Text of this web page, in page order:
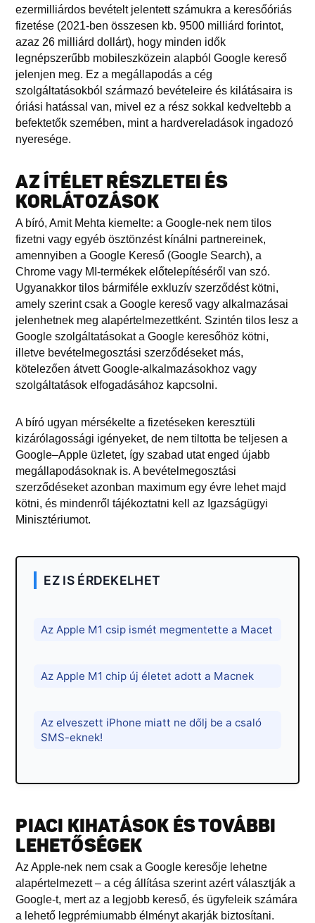
ezermilliárdos bevételt jelentett számukra a keresőóriás
fizetése (2021-ben összesen kb. 9500 milliárd forintot,
azaz 26 milliárd dollárt), hogy minden idők
legnépszerűbb mobileszközein alapból Google kereső
jelenjen meg. Ez a megállapodás a cég
szolgáltatásokból származó bevételeire és kilátásaira is
óriási hatással van, mivel ez a rész sokkal kedveltebb a
befektetők szemében, mint a hardvereladások ingadozó
nyeresége.
AZ ÍTÉLET RÉSZLETEI ÉS
KORLÁTOZÁSOK
A bíró, Amit Mehta kiemelte: a Google-nek nem tilos
fizetni vagy egyéb ösztönzést kínálni partnereinek,
amennyiben a Google Kereső (Google Search), a
Chrome vagy MI-termékek előtelepítéséről van szó.
Ugyanakkor tilos bármiféle exkluzív szerződést kötni,
amely szerint csak a Google kereső vagy alkalmazásai
jelenhetnek meg alapértelmezettként. Szintén tilos lesz a
Google szolgáltatásokat a Google keresőhöz kötni,
illetve bevételmegosztási szerződéseket más,
kötelezően átvett Google-alkalmazásokhoz vagy
szolgáltatások elfogadásához kapcsolni.
A bíró ugyan mérsékelte a fizetéseken keresztüli
kizárólagossági igényeket, de nem tiltotta be teljesen a
Google–Apple üzletet, így szabad utat enged újabb
megállapodásoknak is. A bevételmegosztási
szerződéseket azonban maximum egy évre lehet majd
kötni, és mindenről tájékoztatni kell az Igazságügyi
Minisztériumot.
EZ IS ÉRDEKELHET
Az Apple M1 csip ismét megmentette a Macet
Az Apple M1 chip új életet adott a Macnek
Az elveszett iPhone miatt ne dőlj be a csaló
SMS-eknek!
PIACI KIHATÁSOK ÉS TOVÁBBI
LEHETŐSÉGEK
Az Apple-nek nem csak a Google keresője lehetne
alapértelmezett – a cég állítása szerint azért választják a
Google-t, mert az a legjobb kereső, és ügyfeleik számára
a lehető legprémiumabb élményt akarják biztosítani.